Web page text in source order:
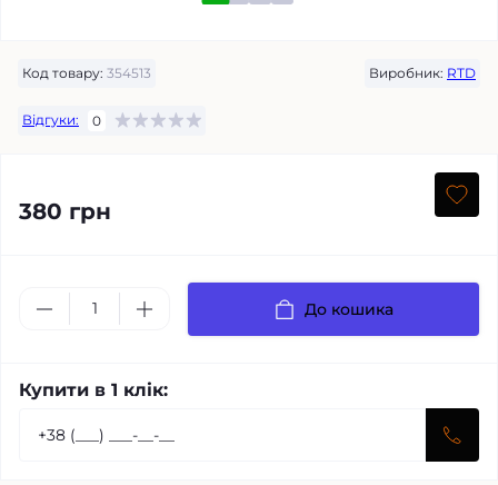
Код товару: 354513 Виробник: RTD
Відгуки: 0
380 грн
До кошика
Купити в 1 клік: